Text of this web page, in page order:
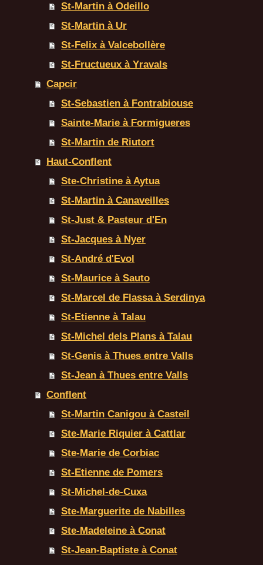
St-Martin à Odeillo
St-Martin à Ur
St-Felix à Valcebollère
St-Fructueux à Yravals
Capcir
St-Sebastien à Fontrabiouse
Sainte-Marie à Formigueres
St-Martin de Riutort
Haut-Conflent
Ste-Christine à Aytua
St-Martin à Canaveilles
St-Just & Pasteur d'En
St-Jacques à Nyer
St-André d'Evol
St-Maurice à Sauto
St-Marcel de Flassa à Serdinya
St-Etienne à Talau
St-Michel dels Plans à Talau
St-Genis à Thues entre Valls
St-Jean à Thues entre Valls
Conflent
St-Martin Canigou à Casteil
Ste-Marie Riquier à Cattlar
Ste-Marie de Corbiac
St-Etienne de Pomers
St-Michel-de-Cuxa
Ste-Marguerite de Nabilles
Ste-Madeleine à Conat
St-Jean-Baptiste à Conat